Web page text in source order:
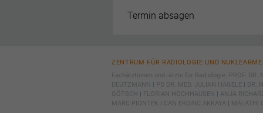
ZENTRUM FÜR RADIOLOGIE UND
Fachärztinnen und -ärzte für Radiologie:
PROF. DR.
DEUTZMANN | PD DR. MED. JULIAN HÄGELE | DR.
GÖTSCH | FLORIAN HOCHHAUSEN | ANJA
MARC PIONTEK | CAN ERDINC AKKAYA | MALATHI